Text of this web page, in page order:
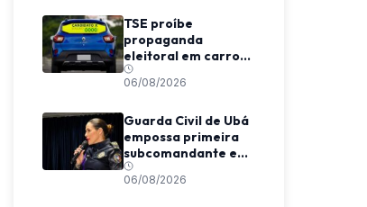
TSE proíbe
propaganda
eleitoral em carros
de aplicativo
durante transporte
06/08/2026
Guarda Civil de Ubá
empossa primeira
subcomandante e
cria estrutura
voltada à proteção
06/08/2026